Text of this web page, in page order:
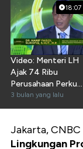
18:07
Video: Menteri LH
Ajak 74 Ribu
Perusahaan Perkuat
Kapasitas
Lingkungan
3 bulan yang lalu
Jakarta,
Lingkungan